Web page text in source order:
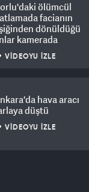
ölümcül
facianın
dönüldüğü
kamerada
VIDEOYU İZLE
hava aracı
düştü
VIDEOYU İZLE